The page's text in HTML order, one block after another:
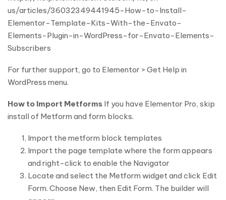
us/articles/36032349441945-How-to-Install-
Elementor-Template-Kits-With-the-Envato-
Elements-Plugin-in-WordPress-for-Envato-Elements-
Subscribers
For further support, go to Elementor > Get Help in
WordPress menu.
How to Import Metforms If you have Elementor Pro, skip
install of Metform and form blocks.
Import the metform block templates
Import the page template where the form appears
and right-click to enable the Navigator
Locate and select the Metform widget and click Edit
Form. Choose New, then Edit Form. The builder will